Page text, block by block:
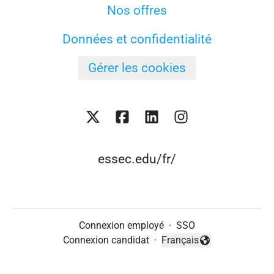
Nos offres
Données et confidentialité
Gérer les cookies
essec.edu/fr/
Connexion employé · SSO
Connexion candidat ·
Changer la langue
Français